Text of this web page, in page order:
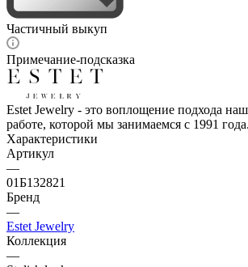
Частичный выкуп
Примечание-подсказка
Estet Jewelry - это воплощение подхода
работе, которой мы занимаемся с 1991 года.
Характеристики
Артикул
—
01Б132821
Бренд
—
Estet Jewelry
Коллекция
—